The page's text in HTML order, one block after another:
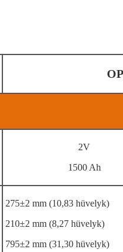
2V
1500 Ah
275±2 mm (10,83 hüvelyk)
210±2 mm (8,27 hüvelyk)
795±2 mm (31,30 hüvelyk)